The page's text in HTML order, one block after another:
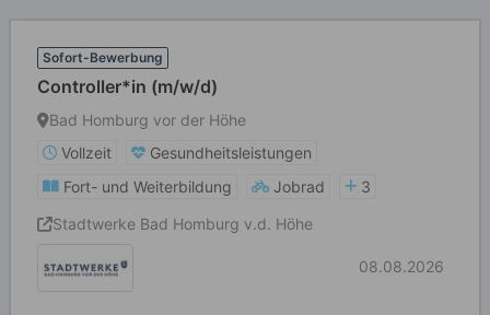
Sofort-Bewerbung
Controller*in (m/w/d)
Bad Homburg vor der Höhe
Vollzeit
Gesundheitsleistungen
Fort- und Weiterbildung
Jobrad
3
Stadtwerke Bad Homburg v.d. Höhe
08.08.2026